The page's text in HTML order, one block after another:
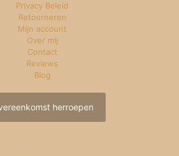
Privacy Beleid
Retourneren
Mijn account
Over mij
Contact
Reviews
Blog
herroepen